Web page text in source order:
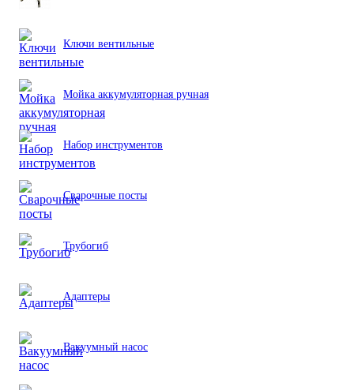
Ключи вентильные
Мойка аккумуляторная ручная
Набор инструментов
Сварочные посты
Трубогиб
Aдаптеры
Вакуумный насос